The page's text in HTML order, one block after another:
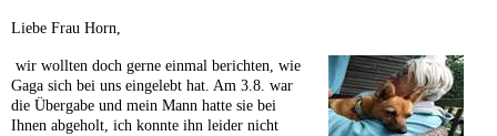
Liebe Frau Horn,
wir wollten doch gerne einmal berichten, wie
Gaga sich bei uns eingelebt hat. Am 3.8. war
die Übergabe und mein Mann hatte sie bei
Ihnen abgeholt, ich konnte ihn leider nicht